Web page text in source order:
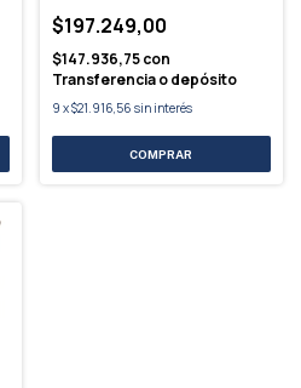
$197.249,00
$147.936,75con
Transferencia o depósito
9 x$21.916,56 sin interés